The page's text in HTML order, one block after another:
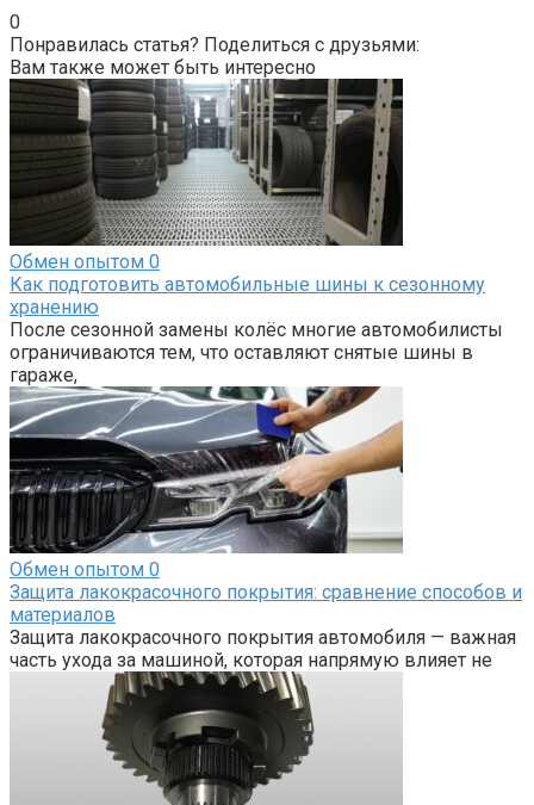
0
Понравилась статья? Поделиться с друзьями:
Вам также может быть интересно
Обмен опытом 0
Как подготовить автомобильные шины к сезонному
хранению
После сезонной замены колёс многие автомобилисты
ограничиваются тем, что оставляют снятые шины в
гараже,
Обмен опытом 0
Защита лакокрасочного покрытия: сравнение способов и
материалов
Защита лакокрасочного покрытия автомобиля — важная
часть ухода за машиной, которая напрямую влияет не